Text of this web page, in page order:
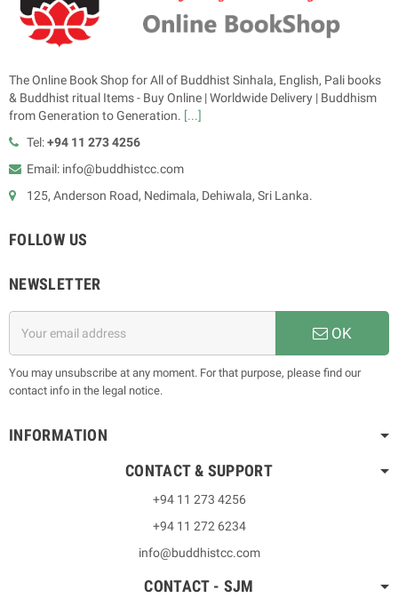
The Online Book Shop for All of Buddhist Sinhala, English, Pali books
& Buddhist ritual Items - Buy Online | Worldwide Delivery | Buddhism
from Generation to Generation. [...]
Tel:+94 11 273 4256
Email: info@buddhistcc.com
125, Anderson Road, Nedimala, Dehiwala, Sri Lanka.
FOLLOW US
NEWSLETTER
OK
You may unsubscribe at any moment. For that purpose, please find our
contact info in the legal notice.
INFORMATION
CONTACT & SUPPORT
+94 11 273 4256
+94 11 272 6234
info@buddhistcc.com
CONTACT - SJM